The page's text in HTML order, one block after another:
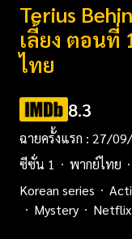
Terius
เลี้ยง ตอน
ไทย
8.3
ฉายครั้งแรก : 27/
ซีซั่น 1
พากย์ไทย
Korean series
Mystery
Netflix